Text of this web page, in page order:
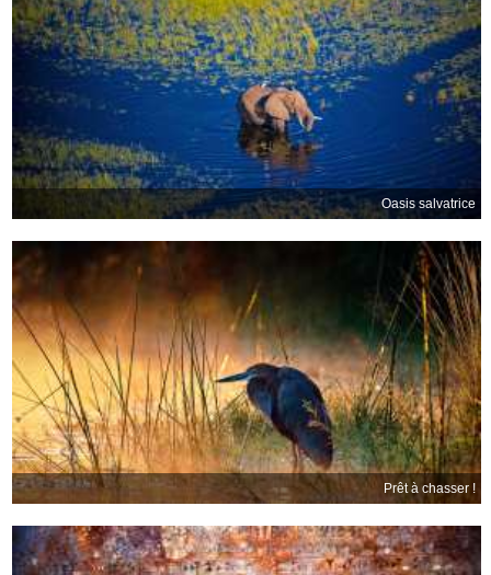
Oasis salvatrice
Prêt à chasser !